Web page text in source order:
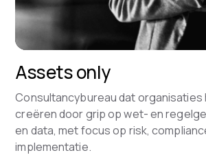
Assets only
Consultancybureau dat organisaties
creëren door grip op wet- en
en data, met focus op risk,
implementatie.